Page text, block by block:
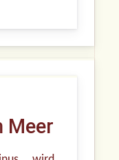
Meer